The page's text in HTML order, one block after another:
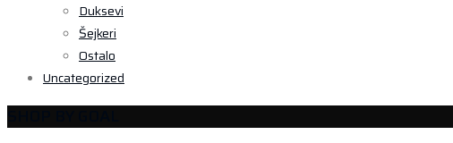
Duksevi
Šejkeri
Ostalo
Uncategorized